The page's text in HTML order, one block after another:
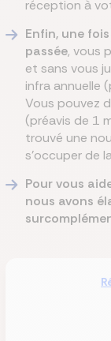
réception à
Enfin, une
passée, vous
et sans vous
infra annuelle
Vous pouvez
(préavis de 1
trouvé une
s'occuper de
Pour vous
nous avons